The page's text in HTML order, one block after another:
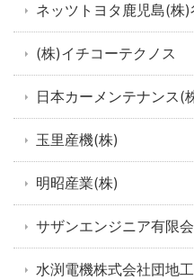
ネッツトヨタ鹿児島(株
(株)イチコーテクノス
日本カーメンテナンス(
玉里産機(株)
明昭産業(株)
サザンエンジニア有限
水渕電機株式会社団地